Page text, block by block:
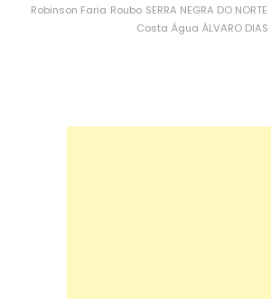
Robinson Faria Roubo SERRA NEGRA DO NORTE
Costa Água ÁLVARO DIAS